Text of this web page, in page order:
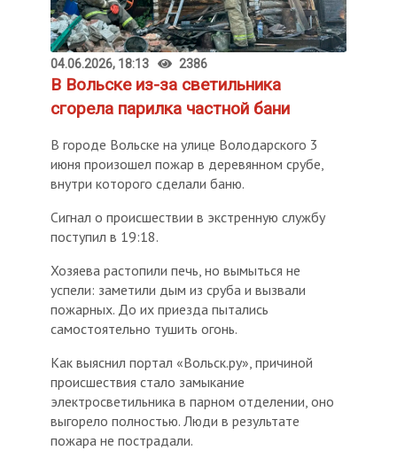
04.06.2026, 18:13 2386
В Вольске из-за светильника
сгорела парилка частной бани
В городе Вольске на улице Володарского 3
июня произошел пожар в деревянном срубе,
внутри которого сделали баню.
Сигнал о происшествии в экстренную службу
поступил в 19:18.
Хозяева растопили печь, но вымыться не
успели: заметили дым из сруба и вызвали
пожарных. До их приезда пытались
самостоятельно тушить огонь.
Как выяснил портал «Вольск.ру», причиной
происшествия стало замыкание
электросветильника в парном отделении, оно
выгорело полностью. Люди в результате
пожара не пострадали.